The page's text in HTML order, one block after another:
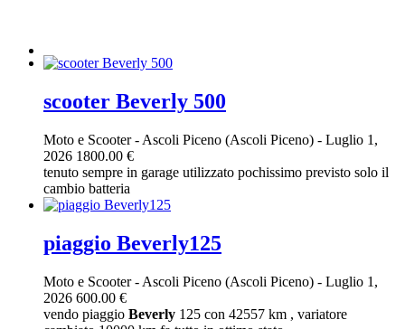
scooter Beverly 500
Moto e Scooter- Ascoli Piceno (Ascoli Piceno) - Luglio 1,
2026 1800.00 €
tenuto sempre in garage utilizzato pochissimo previsto solo il
cambio batteria
piaggio Beverly125
Moto e Scooter- Ascoli Piceno (Ascoli Piceno) - Luglio 1,
2026 600.00 €
vendo piaggio Beverly 125 con 42557 km , variatore